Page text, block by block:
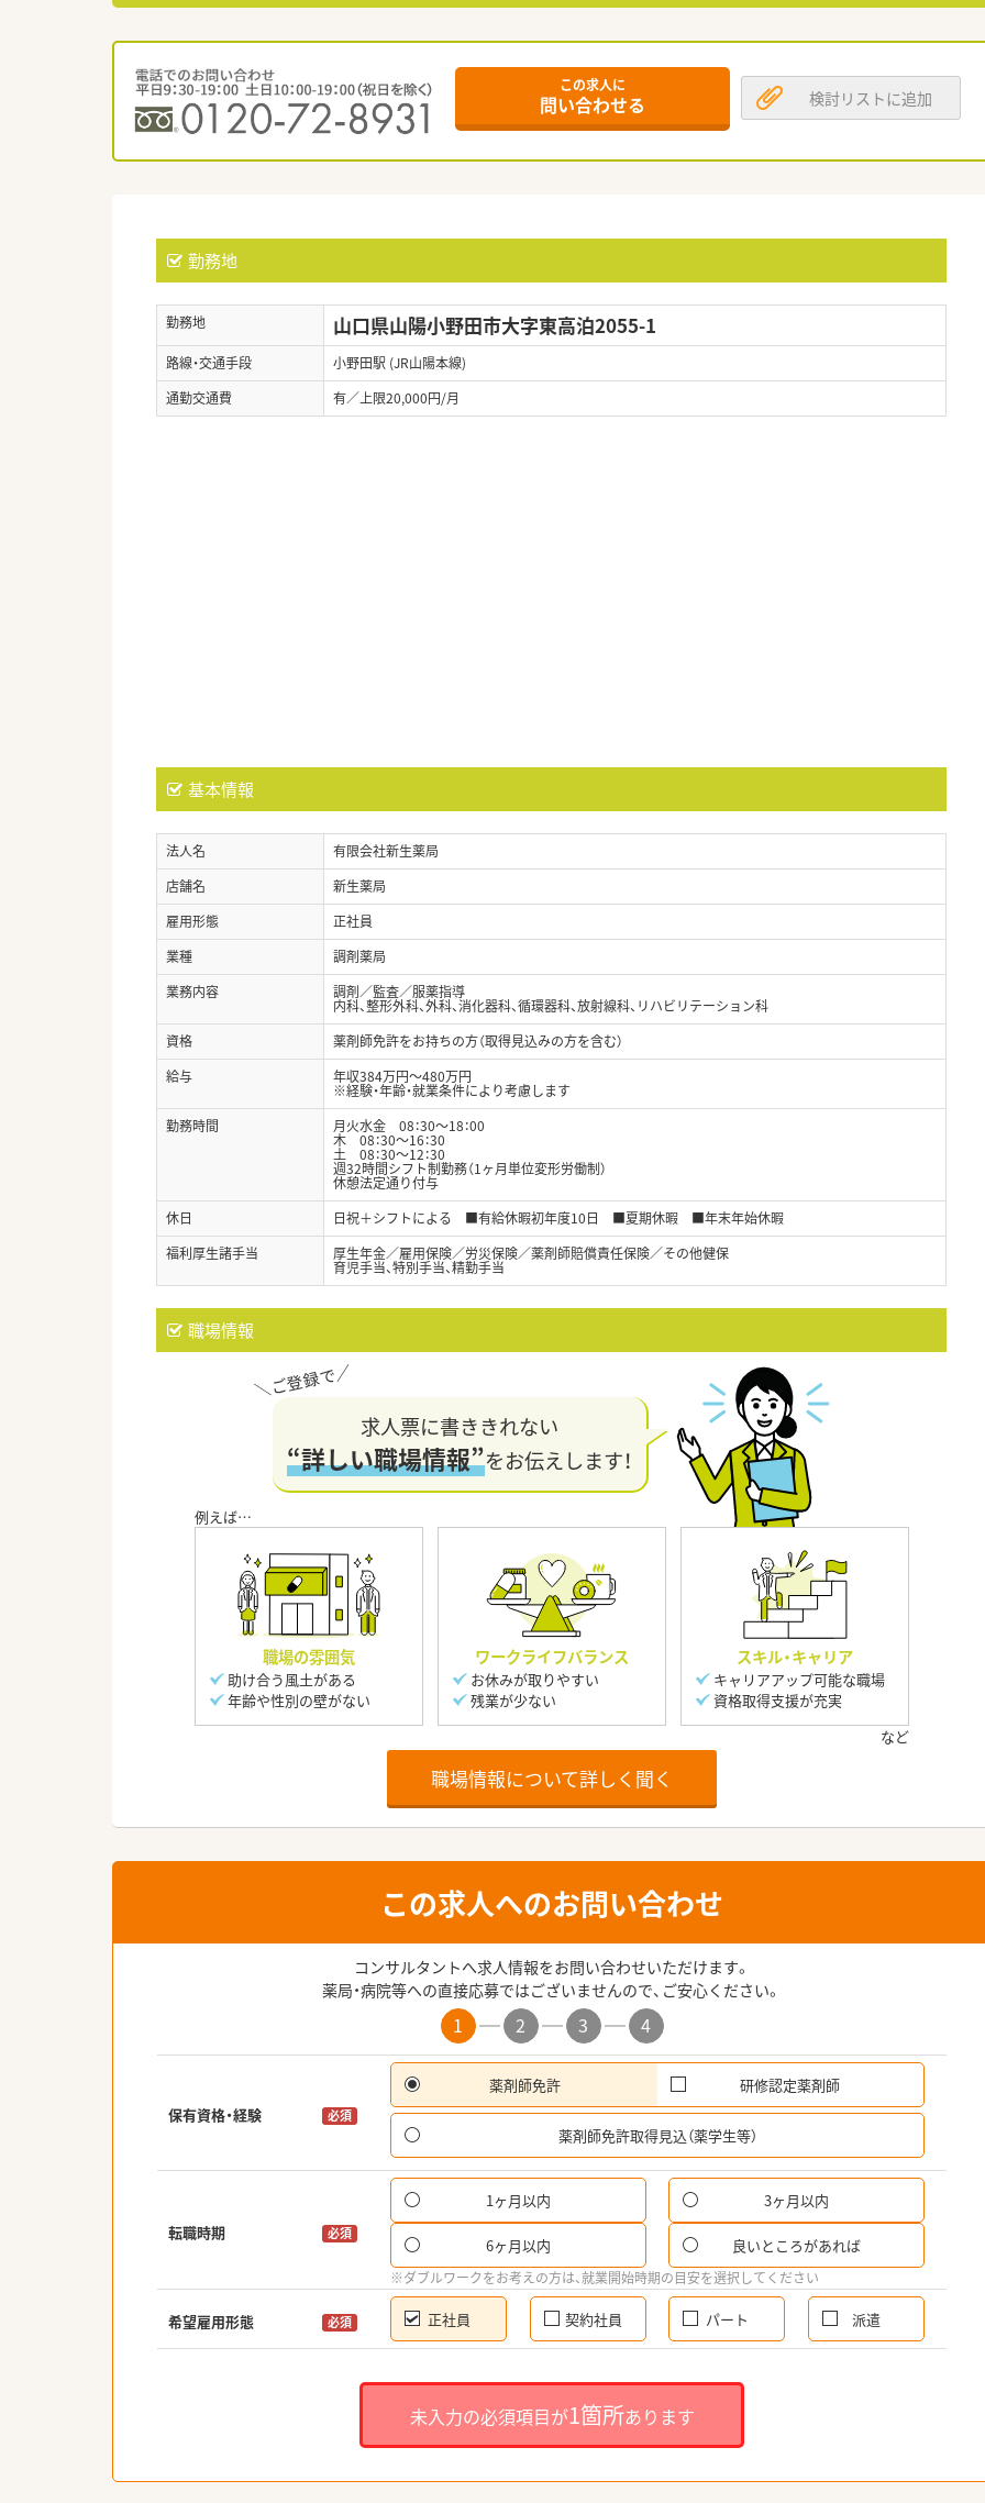
この求人に
問い合わせる 検討リストに追加
勤務地
勤務地 山口県山陽小野田市大字東高泊2055-1
路線・交通手段
小野田駅 (JR山陽本線)
通勤交通費
有／上限20,000円/月
基本情報
法人名
有限会社新生薬局
店舗名
新生薬局
雇用形態
正社員
業種
調剤薬局
業務内容
調剤／監査／服薬指導
内科、整形外科、外科、消化器科、循環器科、放射線科、リハビリテーション科
資格
薬剤師免許をお持ちの方（取得見込みの方を含む）
給与
年収384万円～480万円
※経験・年齢・就業条件により考慮します
勤務時間
月火水金 08：30～18：00
木 08：30～16：30
土 08：30～12：30
週32時間シフト制勤務（1ヶ月単位変形労働制）
休憩法定通り付与
休日
日祝＋シフトによる ■有給休暇初年度10日 ■夏期休暇 ■年末年始休暇
福利厚生諸手当
厚生年金／雇用保険／労災保険／薬剤師賠償責任保険／その他健保
育児手当、特別手当、精勤手当
職場情報
求人票に書ききれない
“詳しい職場情報”をお伝えします！
職場の雰囲気
助け合う風土がある
年齢や性別の壁がない
ワークライフバランス
お休みが取りやすい
残業が少ない
スキル・キャリア
キャリアアップ可能な職場
資格取得支援が充実
職場情報について詳しく聞く
この求人へのお問い合わせ
コンサルタントへ求人情報をお問い合わせいただけます。
薬局・病院等への直接応募ではございませんので、ご安心ください。
1 2 3 4
保有資格・経験 必須
薬剤師免許 研修認定薬剤師
薬剤師免許取得見込（薬学生等）
転職時期 必須
1ヶ月以内 3ヶ月以内
6ヶ月以内 良いところがあれば
※ダブルワークをお考えの方は、就業開始時期の目安を選択してください
希望雇用形態 必須 正社員 契約社員 パート 派遣
未入力の必須項目が1箇所あります